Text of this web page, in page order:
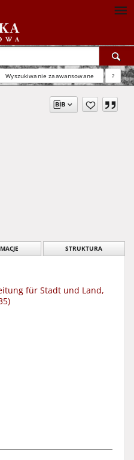
Wyszukiwanie zaawansowane ?
STRUKTURA
für Stadt und Land,